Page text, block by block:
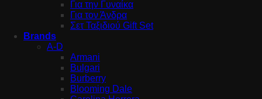
Για την Γυναίκα
Για τον Άνδρα
Σετ Ταξιδιού Gift Set
Brands
A-D
Armani
Bulgari
Burberry
Blooming Dale